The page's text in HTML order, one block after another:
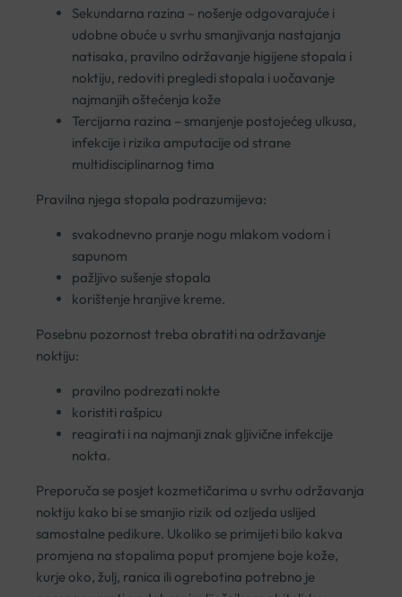
Sekundarna razina – nošenje odgovarajuće i
udobne obuće u svrhu smanjivanja nastajanja
natisaka, pravilno održavanje higijene stopala i
noktiju, redoviti pregledi stopala i uočavanje
najmanjih oštećenja kože
Tercijarna razina – smanjenje postojećeg ulkusa,
infekcije i rizika amputacije od strane
multidisciplinarnog tima
Pravilna njega stopala podrazumijeva:
svakodnevno pranje nogu mlakom vodom i
sapunom
pažljivo sušenje stopala
korištenje hranjive kreme.
Posebnu pozornost treba obratiti na održavanje
noktiju:
pravilno podrezati nokte
koristiti rašpicu
reagirati i na najmanji znak gljivične infekcije
nokta.
Preporuča se posjet kozmetičarima u svrhu održavanja
noktiju kako bi se smanjio rizik od ozljeda uslijed
samostalne pedikure. Ukoliko se primijeti bilo kakva
promjena na stopalima poput promjene boje kože,
kurje oko, žulj, ranica ili ogrebotina potrebno je